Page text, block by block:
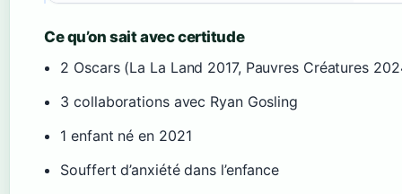
Ce qu’on sait avec certitude
2 Oscars (La La Land 2017, Pauvres Créatures
3 collaborations avec Ryan Gosling
1 enfant né en 2021
Souffert d’anxiété dans l’enfance